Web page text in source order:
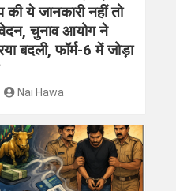
की ये जानकारी नहीं तो
चुनाव आयोग ने
बदली, फॉर्म-6 में जोड़ा
Nai Hawa